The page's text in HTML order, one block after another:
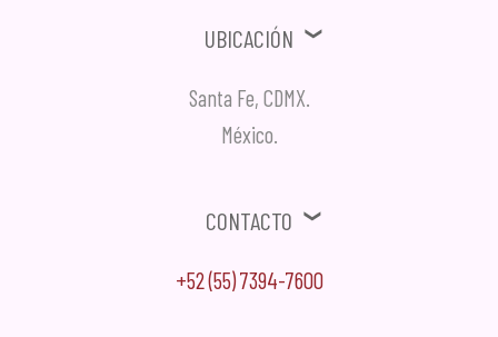
Ubicación
Santa Fe, CDMX.
México.
Contacto
+52 (55) 7394-7600